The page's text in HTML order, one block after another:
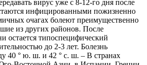
вирус уже с 8-12-го дня после
инфицированными пожизненно
очагах болеют преимущественно
из других районов. После
остается типоспецифический
до 2-3 лет. Болезнь
40 ° ю. ш. и 42 ° с. ш. – В странах